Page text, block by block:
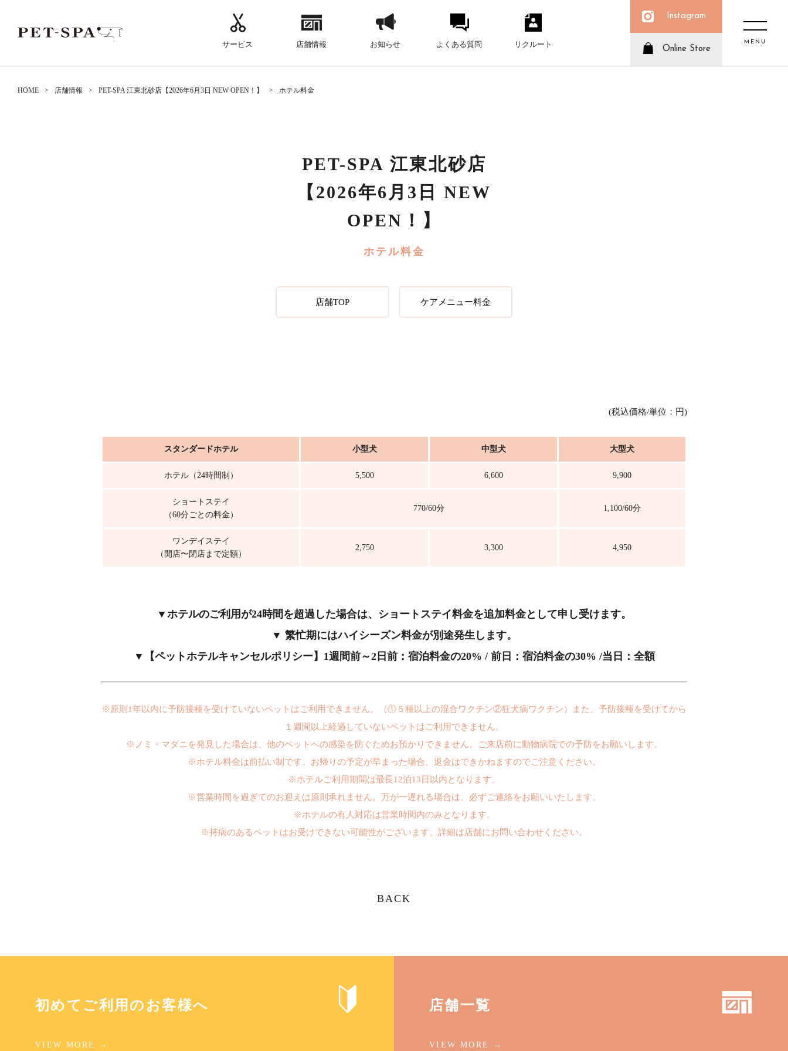
サービス 店舗情報 お知らせ よくある質問 リクルート
Instagram
Online Store
MENU
HOME 店舗情報 PET-SPA 江東北砂店【2026年6月3日 NEW OPEN！】 ホテル料金
PET-SPA 江東北砂店
【2026年6月3日 NEW
OPEN！】
ホテル料金
店舗TOP ケアメニュー料金
(税込価格/単位：円)
スタンダードホテル 小型犬 中型犬 大型犬
ホテル（24時間制） 5,500 6,600 9,900
ショートステイ
（60分ごとの料金）
770/60分 1,100/60分
ワンデイステイ
（開店〜閉店まで定額）
2,750 3,300 4,950
▼ホテルのご利用が24時間を超過した場合は、ショートステイ料金を追加料金として申し受けます。
▼ 繁忙期にはハイシーズン料金が別途発生します。
▼【ペットホテルキャンセルポリシー】1週間前～2日前：宿泊料金の20% / 前日：宿泊料金の30% /当日：全額
※原則1年以内に予防接種を受けていないペットはご利用できません。（①５種以上の混合ワクチン②狂犬病ワクチン）また、予防接種を受けてから
１週間以上経過していないペットはご利用できません。
※ノミ・マダニを発見した場合は、他のペットへの感染を防ぐためお預かりできません。ご来店前に動物病院での予防をお願いします。
※ホテル料金は前払い制です。お帰りの予定が早まった場合、返金はできかねますのでご注意ください。
※ホテルご利用期間は最長12泊13日以内となります。
※営業時間を過ぎてのお迎えは原則承れません。万が一遅れる場合は、必ずご連絡をお願いいたします。
※ホテルの有人対応は営業時間内のみとなります。
※持病のあるペットはお受けできない可能性がございます。詳細は店舗にお問い合わせください。
BACK
初めてご利用のお客様へ 店舗一覧